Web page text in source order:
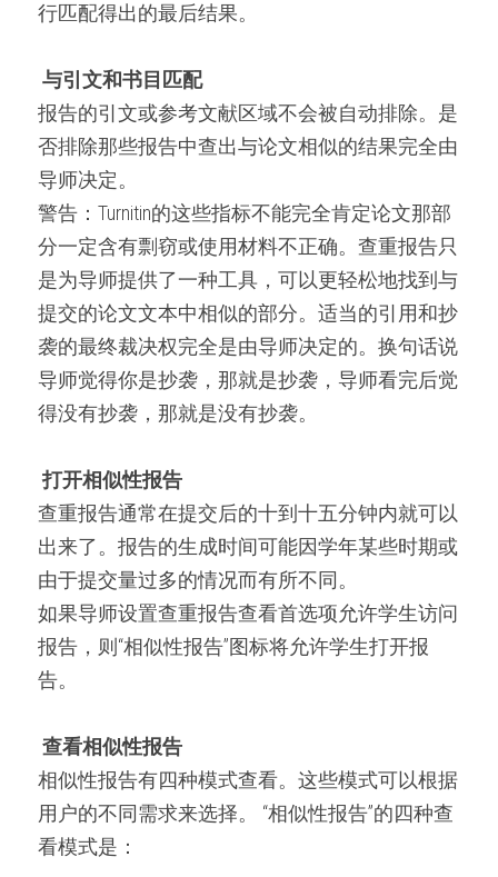
行匹配得出的最后结果。
与引文和书目匹配
报告的引文或参考文献区域不会被自动排除。是
否排除那些报告中查出与论文相似的结果完全由
导师决定。
警告：Turnitin的这些指标不能完全肯定论文那部
分一定含有剽窃或使用材料不正确。查重报告只
是为导师提供了一种工具，可以更轻松地找到与
提交的论文文本中相似的部分。适当的引用和抄
袭的最终裁决权完全是由导师决定的。换句话说
导师觉得你是抄袭，那就是抄袭，导师看完后觉
得没有抄袭，那就是没有抄袭。
打开相似性报告
查重报告通常在提交后的十到十五分钟内就可以
出来了。报告的生成时间可能因学年某些时期或
由于提交量过多的情况而有所不同。
如果导师设置查重报告查看首选项允许学生访问
报告，则“相似性报告”图标将允许学生打开报
告。
查看相似性报告
相似性报告有四种模式查看。这些模式可以根据
用户的不同需求来选择。 “相似性报告”的四种查
看模式是：